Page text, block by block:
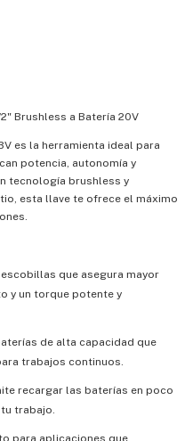
Brushless a Batería 20V
es la herramienta ideal para
potencia, autonomía y
tecnología brushless y
esta llave te ofrece el máximo
que asegura mayor
y un torque potente y
de alta capacidad que
trabajos continuos.
recargar las baterías en poco
trabajo.
para aplicaciones que